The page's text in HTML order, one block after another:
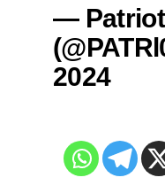
—
2024